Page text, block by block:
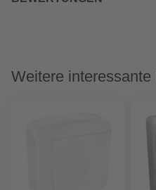
Weitere interessante